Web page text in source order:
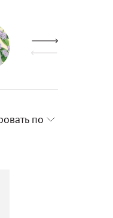
Для настроения
по